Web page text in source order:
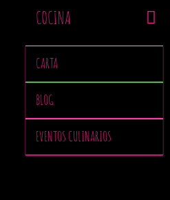
COCINA
CARTA
BLOG
EVENTOS CULINARIOS